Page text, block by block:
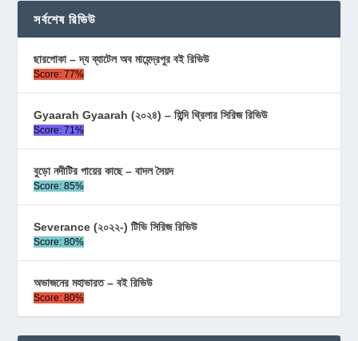
সর্বশেষ রিভিউ
ছারপোকা – দ্য ব্যাটেল অব মাহেন্দ্রপুর বই রিভিউ
Score: 77%
Gyaarah Gyaarah (২০২৪) – হিন্দি থ্রিলার সিরিজ রিভিউ
Score: 71%
বুড়ো নদীটির পায়ের কাছে – বাদল সৈয়দ
Score: 85%
Severance (২০২২-) টিভি সিরিজ রিভিউ
Score: 80%
অভাজনের মহাভারত – বই রিভিউ
Score: 80%